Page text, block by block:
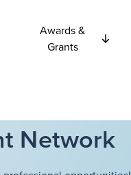
Awards &
Grants
Network